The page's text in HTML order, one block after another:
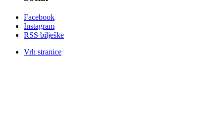
Facebook
Instagram
RSS bilješke
Vrh stranice